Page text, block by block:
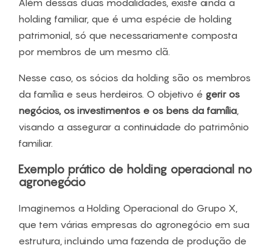
Além dessas duas modalidades, existe ainda a
holding familiar, que é uma espécie de holding
patrimonial, só que necessariamente composta
por membros de um mesmo clã.
Nesse caso, os sócios da holding são os membros
da família e seus herdeiros. O objetivo é gerir os
negócios, os investimentos e os bens da família,
visando a assegurar a continuidade do patrimônio
familiar.
Exemplo prático de holding operacional no
agronegócio
Imaginemos a Holding Operacional do Grupo X,
que tem várias empresas do agronegócio em sua
estrutura, incluindo uma fazenda de produção de